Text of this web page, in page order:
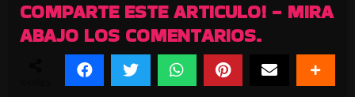
COMPARTE ESTE ARTICULO! - MIRA
ABAJO LOS COMENTARIOS.